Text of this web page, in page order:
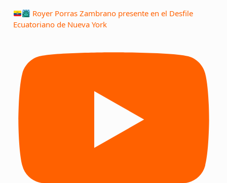
Royer Porras Zambrano presente en el Desfile
Ecuatoriano de Nueva York